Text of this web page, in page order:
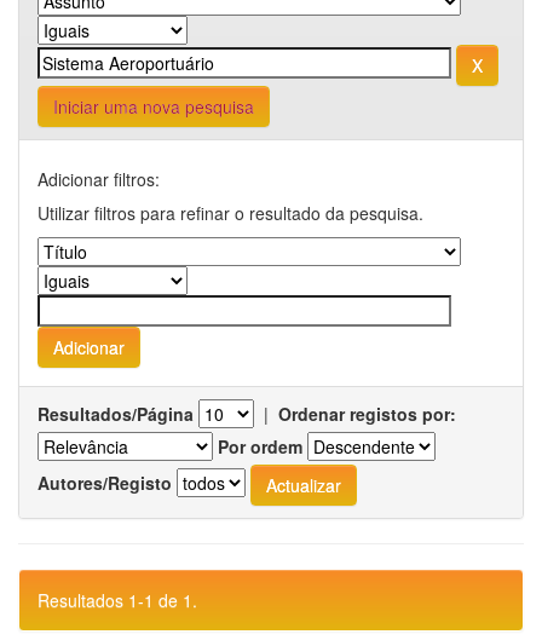
Iniciar uma nova pesquisa
Adicionar filtros:
Utilizar filtros para refinar o resultado da pesquisa.
Resultados/Página | Ordenar registos por:
Por ordem
Autores/Registo
Resultados 1-1 de 1.